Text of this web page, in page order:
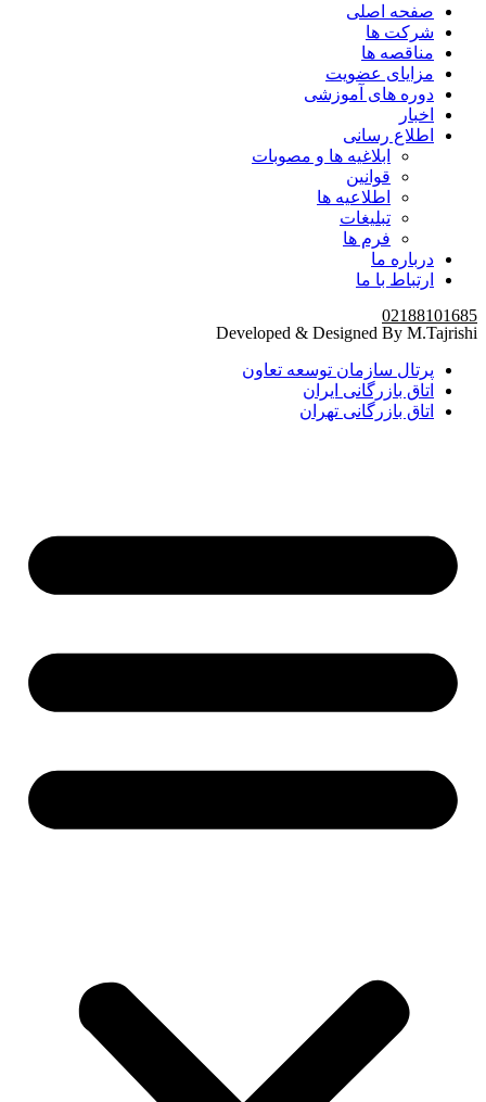
صفحه اصلی
شرکت ها
مناقصه ها
مزایای عضویت
دوره های آموزشی
اخبار
اطلاع رسانی
ابلاغیه ها و مصوبات
قوانین
اطلاعیه ها
تبلیغات
فرم ها
درباره ما
ارتباط با ما
02188101685
Developed & Designed By M.Tajrishi
پرتال سازمان توسعه تعاون
اتاق بازرگانی ایران
اتاق بازرگانی تهران